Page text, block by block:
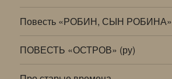
Повесть «РОБИН, СЫН РОБИНА»
ПОВЕСТЬ «ОСТРОВ» (ру)